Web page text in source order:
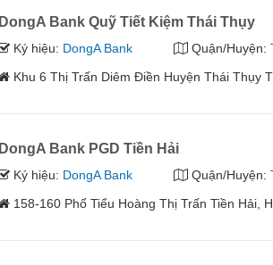
DongA Bank Quỹ Tiết Kiệm Thái Thụy
Ký hiệu: DongA Bank Quận/Huyện:
Khu 6 Thị Trấn Diêm Điền Huyện Thái Thụy
DongA Bank PGD Tiền Hải
Ký hiệu: DongA Bank Quận/Huyện:
158-160 Phố Tiểu Hoàng Thị Trấn Tiền Hải,